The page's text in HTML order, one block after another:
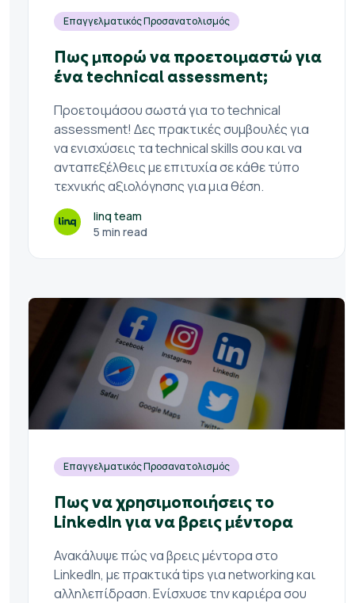
Επαγγελματικός Προσανατολισμός
Πως μπορώ να προετοιμαστώ για
ένα technical assessment;
Προετοιμάσου σωστά για το technical
assessment! Δες πρακτικές συμβουλές για
να ενισχύσεις τα technical skills σου και να
ανταπεξέλθεις με επιτυχία σε κάθε τύπο
τεχνικής αξιολόγησης για μια θέση.
linq team
5 min read
Επαγγελματικός Προσανατολισμός
Πως να χρησιμοποιήσεις το
LinkedIn για να βρεις μέντορα
Ανακάλυψε πώς να βρεις μέντορα στο
LinkedIn, με πρακτικά tips για networking και
αλληλεπίδραση. Ενίσχυσε την καριέρα σου